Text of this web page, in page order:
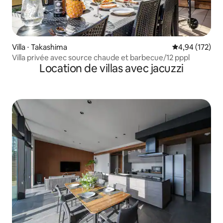
Villa ⋅ Takashima Évaluation
4,94 (172)
Villa privée avec source chaude et barbecue/12 pppl
Location de villas avec jacuzzi